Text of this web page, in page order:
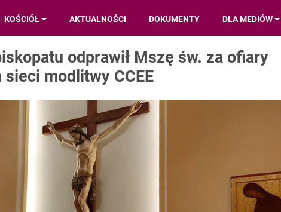
KOŚCIÓŁ AKTUALNOŚCI DOKUMENTY DLA MEDIÓW
odprawił Mszę św. za ofiary
modlitwy CCEE